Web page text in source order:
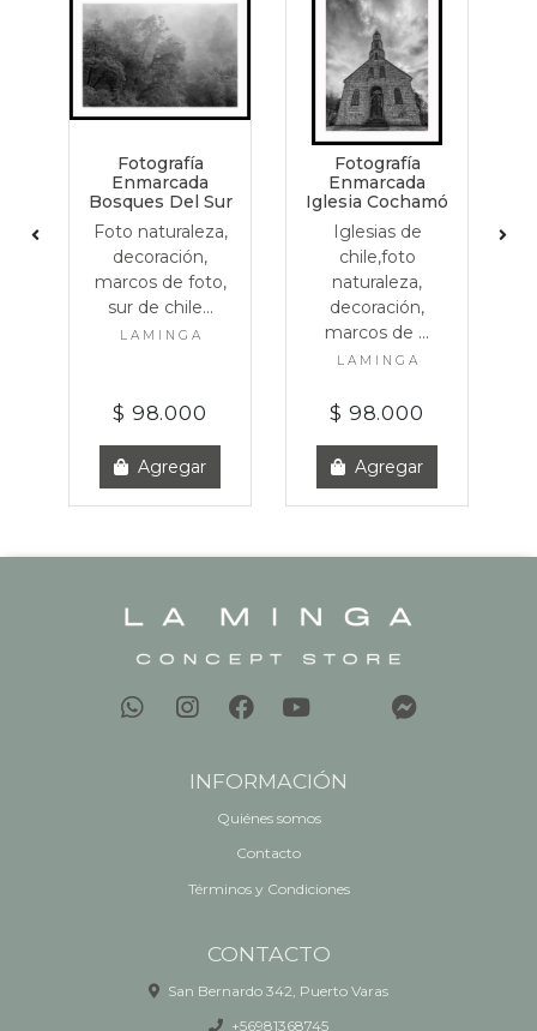
Fotografía
Enmarcada
Bosques Del Sur
Foto naturaleza,
decoración,
marcos de foto,
sur de chile...
L A M I N G A
$ 98.000
Agregar
Fotografía
Enmarcada
Iglesia Cochamó
Iglesias de
chile,foto
naturaleza,
decoración,
marcos de ...
L A M I N G A
$ 98.000
Agregar
INFORMACIÓN
Quiénes somos
Contacto
Términos y Condiciones
CONTACTO
San Bernardo 342, Puerto Varas
+56981368745